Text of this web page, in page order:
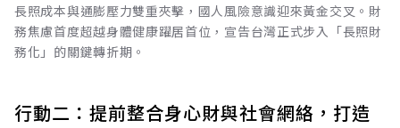
長照成本與通膨壓力雙重夾擊，國人風險意識迎來黃金交叉。財
務焦慮首度超越身體健康躍居首位，宣告台灣正式步入「長照財
務化」的關鍵轉折期。
行動二：提前整合身心財與社會網絡，打造